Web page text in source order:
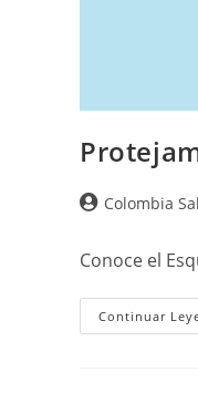
Colombia
Conoce el
Continuar